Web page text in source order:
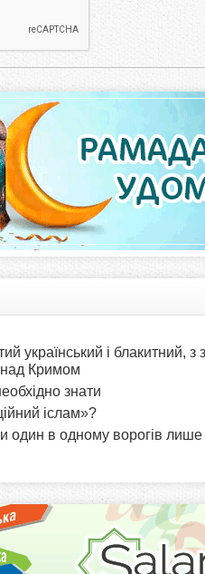
український і блакитний, з
Кримом
знати
іслам»?
один в одному ворогів лише